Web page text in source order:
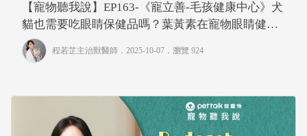
【寵物聽我說】EP163-《寵立善-毛孩健康中心》犬
貓也需要吃眼睛保健品嗎？葉黃素在寵物眼睛健康
中的角色｜專業獸醫—程若芷
程若芷主治獸醫師 ．2025-10-07． 瀏覽 924